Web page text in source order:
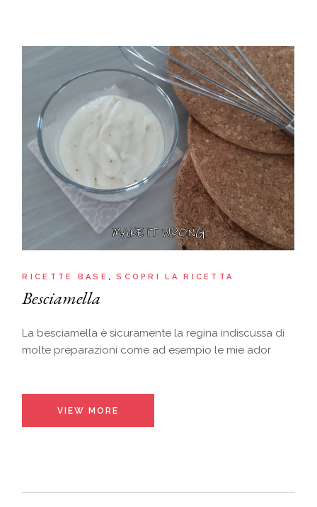
RICETTE BASE SCOPRI LA RICETTA
Besciamella
La besciamella è sicuramente la regina indiscussa di
molte preparazioni come ad esempio le mie ador
VIEW MORE